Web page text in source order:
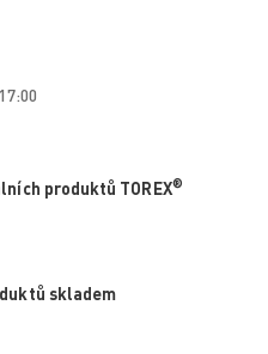
produktů TOREX®
skladem